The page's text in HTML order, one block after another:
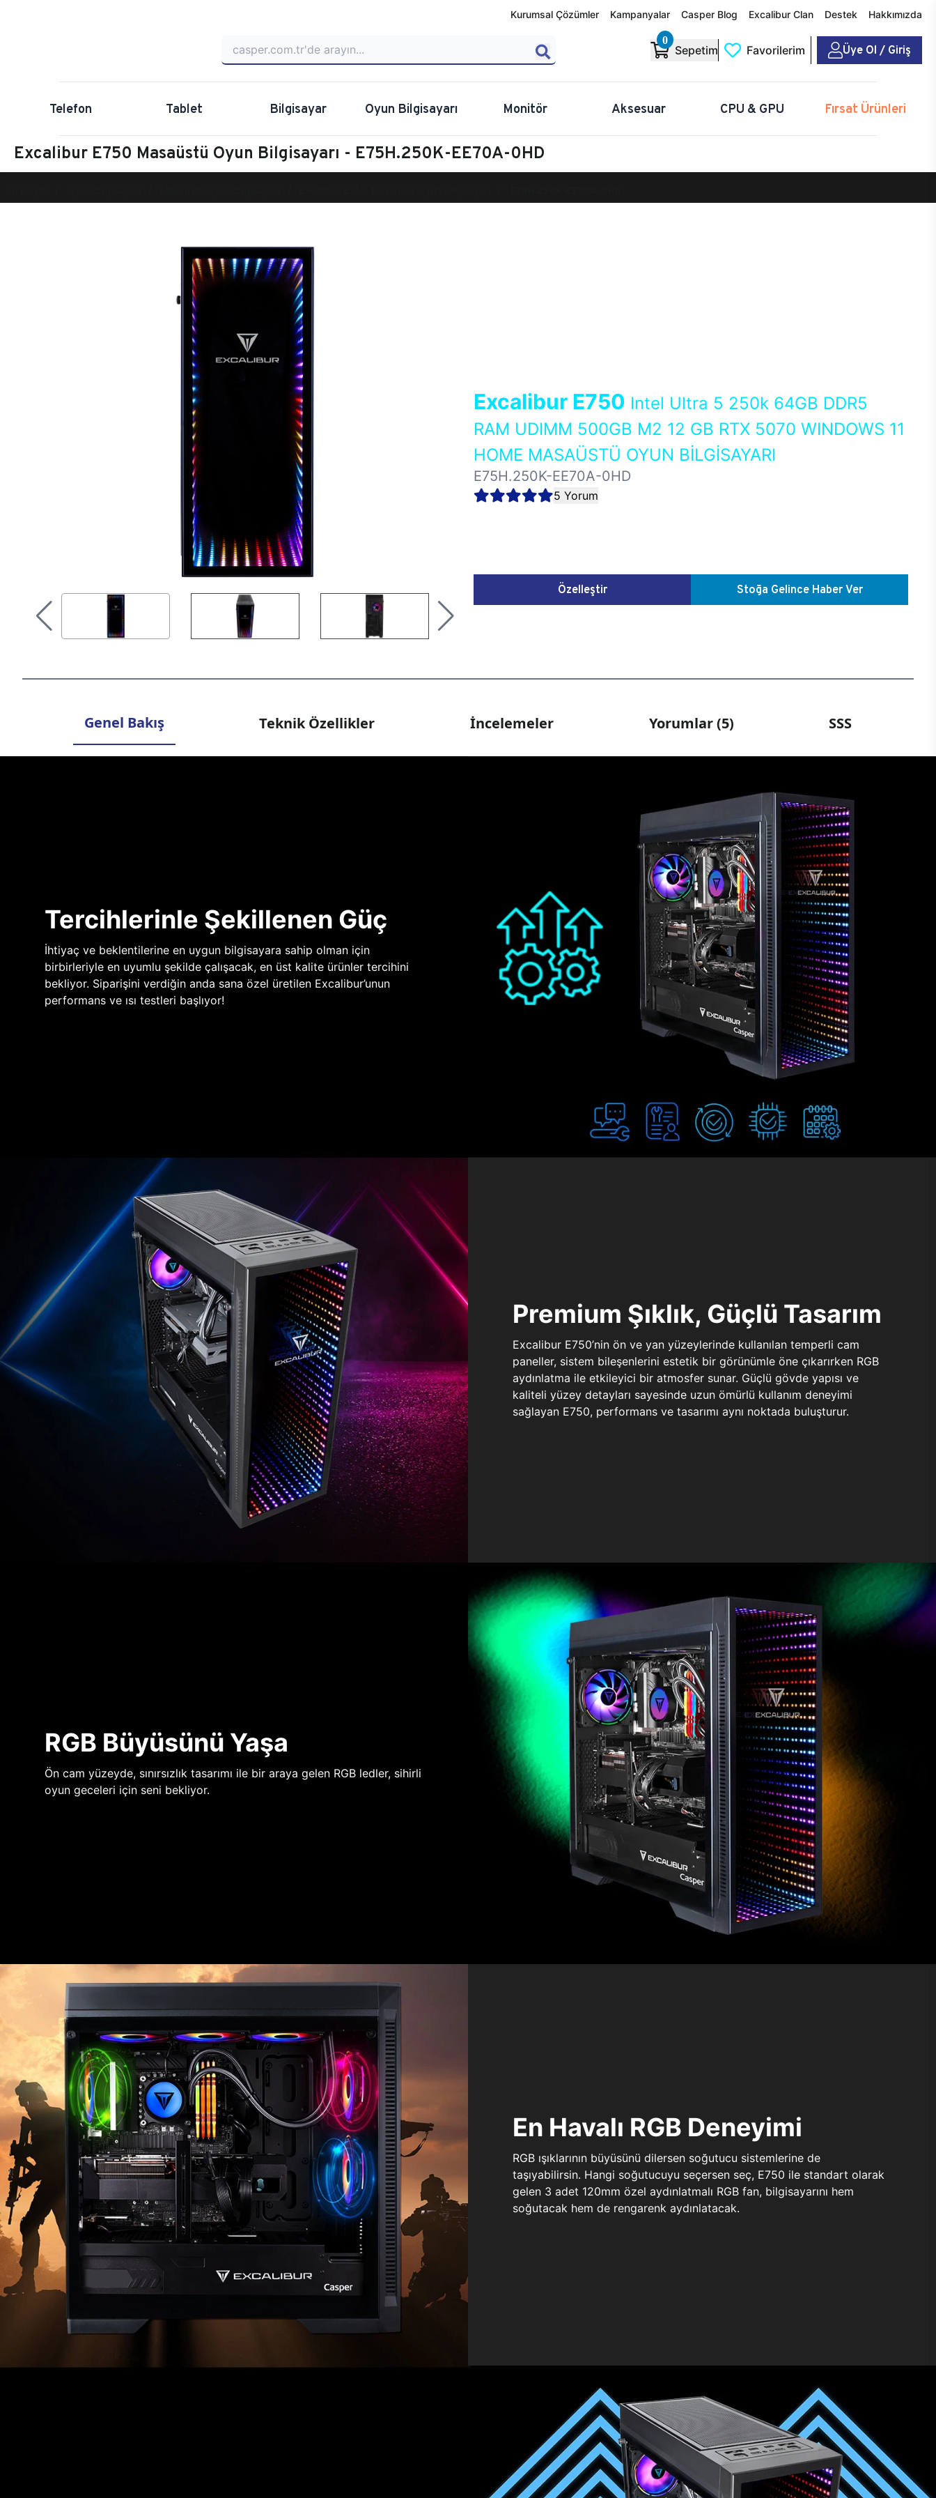
Kurumsal Çözümler Kampanyalar Casper Blog Excalibur Clan Destek Hakkımızda
0
Sepetim Favorilerim Üye Ol / Giriş
Telefon Tablet Bilgisayar Oyun Bilgisayarı Monitör Aksesuar CPU & GPU Fırsat Ürünleri
Excalibur E750 Masaüstü Oyun Bilgisayarı - E75H.250K-EE70A-0HD
Excalibur E750 Intel Ultra 5 250k 64GB DDR5
RAM UDIMM 500GB M2 12 GB RTX 5070 WINDOWS 11
HOME MASAÜSTÜ OYUN BİLGİSAYARI
E75H.250K-EE70A-0HD
5 Yorum
Özelleştir Stoğa Gelince Haber Ver
Genel Bakış Teknik Özellikler İncelemeler Yorumlar (5) SSS
Tercihlerinle Şekillenen Güç
İhtiyaç ve beklentilerine en uygun bilgisayara sahip olman için
birbirleriyle en uyumlu şekilde çalışacak, en üst kalite ürünler tercihini
bekliyor. Siparişini verdiğin anda sana özel üretilen Excalibur’unun
performans ve ısı testleri başlıyor!
Premium Şıklık, Güçlü Tasarım
Excalibur E750’nin ön ve yan yüzeylerinde kullanılan temperli cam
paneller, sistem bileşenlerini estetik bir görünümle öne çıkarırken RGB
aydınlatma ile etkileyici bir atmosfer sunar. Güçlü gövde yapısı ve
kaliteli yüzey detayları sayesinde uzun ömürlü kullanım deneyimi
sağlayan E750, performans ve tasarımı aynı noktada buluşturur.
RGB Büyüsünü Yaşa
Ön cam yüzeyde, sınırsızlık tasarımı ile bir araya gelen RGB ledler, sihirli
oyun geceleri için seni bekliyor.
En Havalı RGB Deneyimi
RGB ışıklarının büyüsünü dilersen soğutucu sistemlerine de
taşıyabilirsin. Hangi soğutucuyu seçersen seç, E750 ile standart olarak
gelen 3 adet 120mm özel aydınlatmalı RGB fan, bilgisayarını hem
soğutacak hem de rengarenk aydınlatacak.